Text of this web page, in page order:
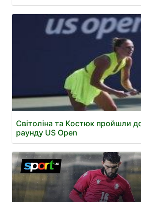
Світоліна та Костюк пройшли
раунду US Open